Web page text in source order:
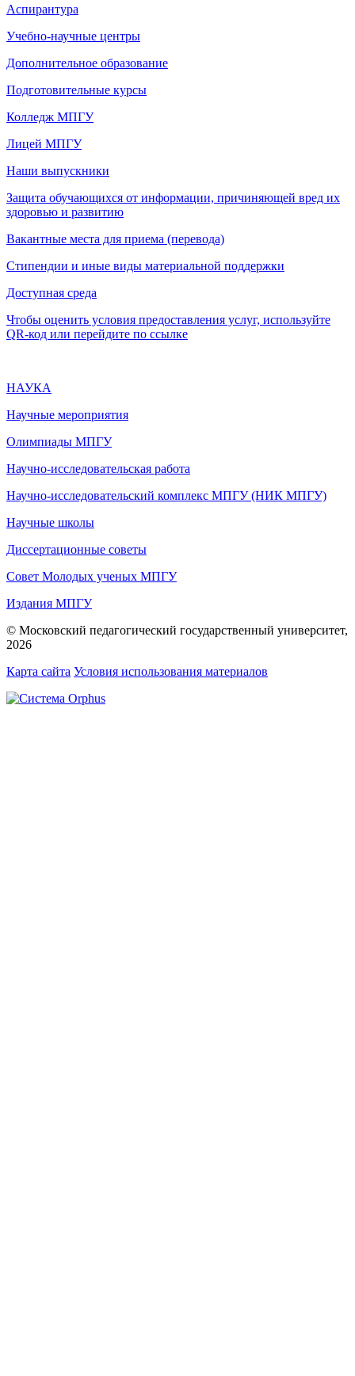
Аспирантура
Учебно-научные центры
Дополнительное образование
Подготовительные курсы
Колледж МПГУ
Лицей МПГУ
Наши выпускники
Защита обучающихся от информации, причиняющей вред их
здоровью и развитию
Вакантные места для приема (перевода)
Стипендии и иные виды материальной поддержки
Доступная среда
Чтобы оценить условия предоставления услуг, используйте
QR-код или перейдите по ссылке
НАУКА
Научные мероприятия
Олимпиады МПГУ
Научно-исследовательская работа
Научно-исследовательский комплекс МПГУ (НИК МПГУ)
Научные школы
Диссертационные советы
Совет Молодых ученых МПГУ
Издания МПГУ
© Московский педагогический государственный университет,
2026
Карта сайта Условия использования материалов